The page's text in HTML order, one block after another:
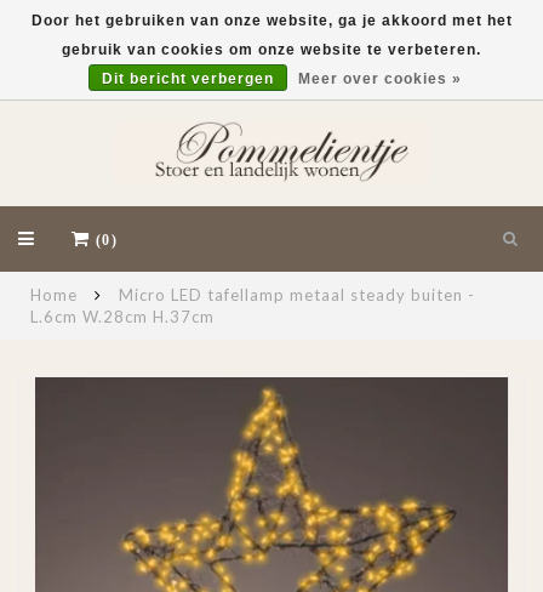
(0)
Home
Micro LED tafellamp metaal steady buiten -
L.6cm W.28cm H.37cm
Door het gebruiken van onze website, ga je akkoord met het
gebruik van cookies om onze website te verbeteren.
Dit bericht verbergen
Meer over cookies »